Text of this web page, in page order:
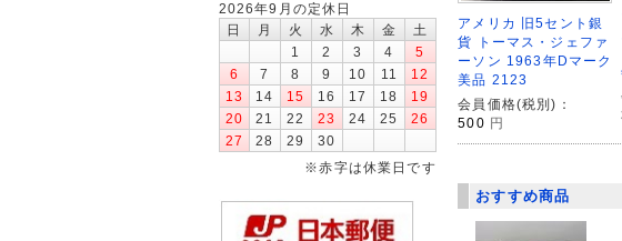
アメリカ 旧5セント銀
貨 トーマス・ジェファ
ーソン 1963年Dマーク
美品 2123
会員価格(税別)：
500 円
おすすめ商品
2026年9月の定休日
日
月 火 水 木 金
土
1
2 3 4
5
6
7 8 9 10 11
12
13
14 15 16 17 18
19
20
21 22 23 24 25
26
27
28 29
30
※赤字は休業日です